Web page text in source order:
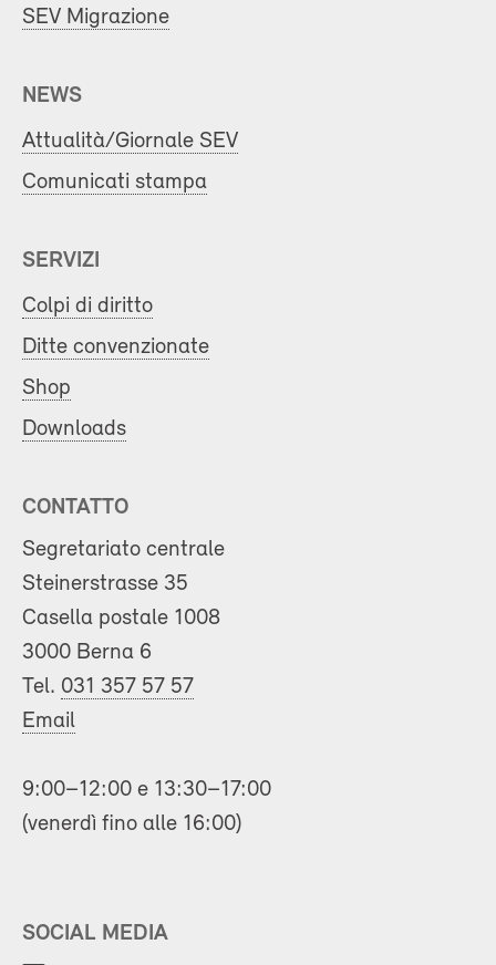
SEV Migrazione
NEWS
Attualità/Giornale SEV
Comunicati stampa
SERVIZI
Colpi di diritto
Ditte convenzionate
Shop
Downloads
CONTATTO
Segretariato centrale
Steinerstrasse 35
Casella postale 1008
3000 Berna 6
Tel. 031 357 57 57
Email
9:00–12:00 e 13:30–17:00
(venerdì fino alle 16:00)
SOCIAL MEDIA